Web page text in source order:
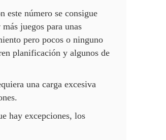
este número se consigue
juegos para unas
pero pocos o ninguno
planificación y algunos de
una carga excesiva
hay excepciones, los